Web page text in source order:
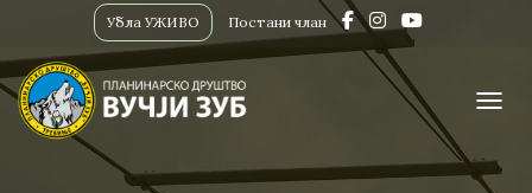
Убла УЖИВО Постани члан